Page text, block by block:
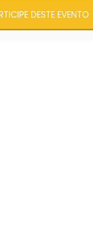
fonte
DESTE EVENTO